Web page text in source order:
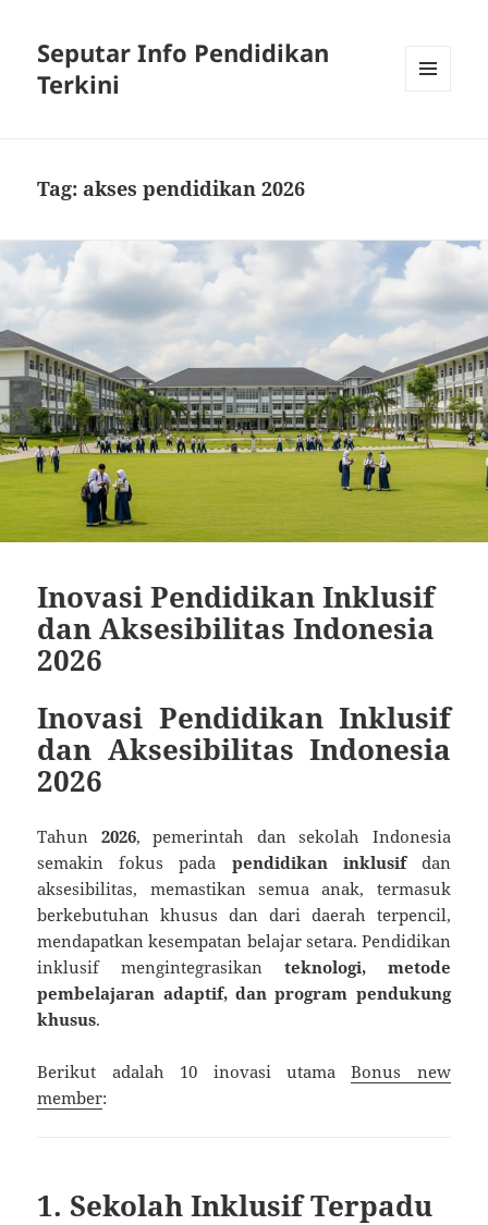
Seputar Info Pendidikan
Terkini
Tag: akses pendidikan 2026
Inovasi Pendidikan Inklusif
dan Aksesibilitas Indonesia
2026
Inovasi Pendidikan Inklusif
dan Aksesibilitas Indonesia
2026
Tahun 2026, pemerintah dan sekolah Indonesia
semakin fokus pada pendidikan inklusifdan
aksesibilitas, memastikan semua anak, termasuk
berkebutuhan khusus dan dari daerah terpencil,
mendapatkan kesempatan belajar setara. Pendidikan
inklusif mengintegrasikan teknologi, metode
pembelajaran adaptif, dan program pendukung
khusus.
Berikut adalah 10 inovasi utamaBonus new
member:
1. Sekolah Inklusif Terpadu